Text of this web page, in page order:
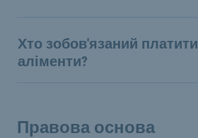
Хто зобов'язаний платити
аліменти?
Правова основа